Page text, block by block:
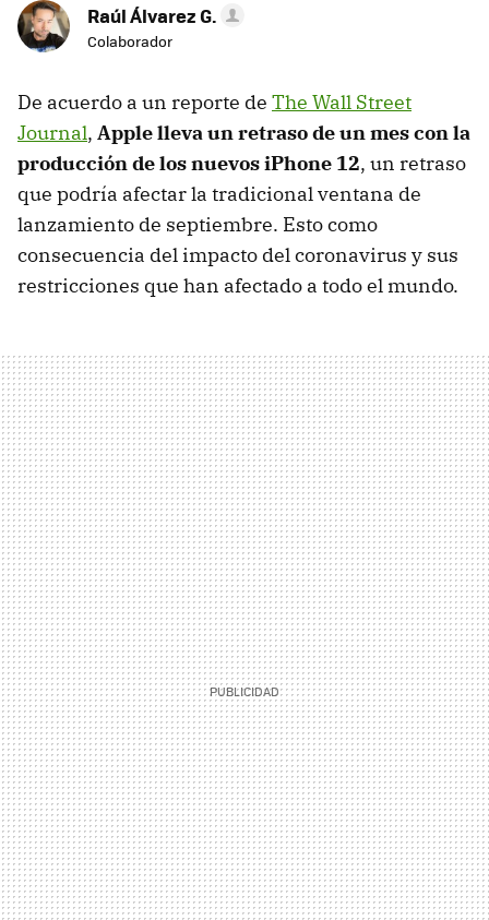
Raúl Álvarez G.
Colaborador
De acuerdo a un reporte de The Wall Street
Journal, Apple lleva un retraso de un mes con la
producción de los nuevos iPhone 12, un retraso
que podría afectar la tradicional ventana de
lanzamiento de septiembre. Esto como
consecuencia del impacto del coronavirus y sus
restricciones que han afectado a todo el mundo.